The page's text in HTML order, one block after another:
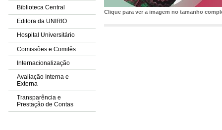
Biblioteca Central
Editora da UNIRIO
Hospital Universitário
Comissões e Comitês
Internacionalização
Avaliação Interna e
Externa
Transparência e
Prestação de Contas
Clique para ver a imagem no tamanho